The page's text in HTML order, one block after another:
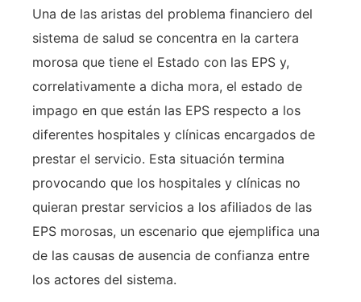
Una de las aristas del problema financiero del
sistema de salud se concentra en la cartera
morosa que tiene el Estado con las EPS y,
correlativamente a dicha mora, el estado de
impago en que están las EPS respecto a los
diferentes hospitales y clínicas encargados de
prestar el servicio. Esta situación termina
provocando que los hospitales y clínicas no
quieran prestar servicios a los afiliados de las
EPS morosas, un escenario que ejemplifica una
de las causas de ausencia de confianza entre
los actores del sistema.